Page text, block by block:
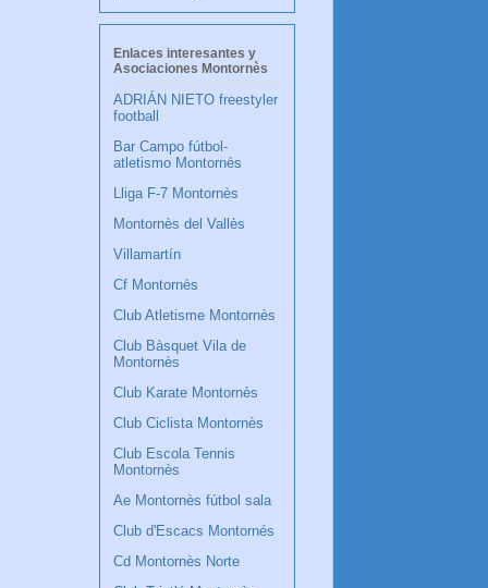
Enlaces interesantes y
Asociaciones Montornès
ADRIÁN NIETO freestyler
football
Bar Campo fútbol-
atletismo Montornès
Lliga F-7 Montornès
Montornès del Vallès
Villamartín
Cf Montornès
Club Atletisme Montornès
Club Bàsquet Vila de
Montornès
Club Karate Montornès
Club Ciclista Montornès
Club Escola Tennis
Montornès
Ae Montornès fútbol sala
Club d'Escacs Montornés
Cd Montornès Norte